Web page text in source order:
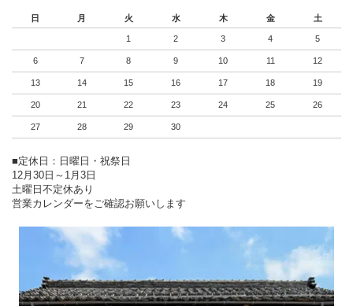
日 月 火 水 木 金 土
1 2 3 4 5
6 7 8 9 10 11 12
13 14 15 16 17 18 19
20 21 22 23 24 25 26
27 28 29 30
■定休日：日曜日・祝祭日
12月30日～1月3日
土曜日不定休あり
営業カレンダーをご確認お願いします